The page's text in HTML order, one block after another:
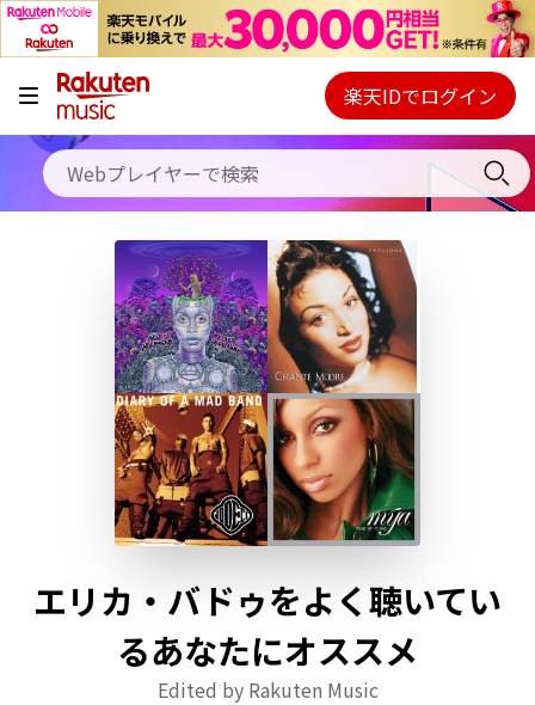
キャンペーン
料金プラン
使い方
初回30日間無料お試し
Webプレイヤー
ご契約内容の確認・変更
楽天IDでログイン
エリカ・バドゥをよく聴いてい
るあなたにオススメ
Edited by Rakuten Music